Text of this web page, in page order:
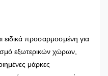
ειδικά προσαρμοσμένη για
εξωτερικών χώρων,
μάρκες